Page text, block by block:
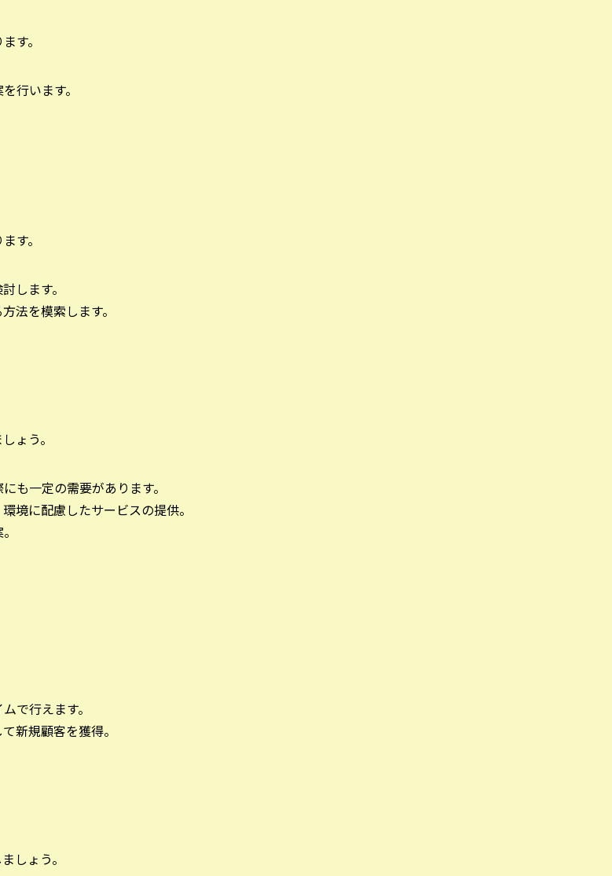
す。
行います。
す。
します。
法を模索します。
ょう。
も一定の需要があります。
境に配慮したサービスの提供。
で行えます。
新規顧客を獲得。
しょう。